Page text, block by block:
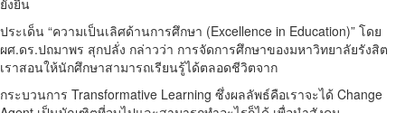
ยั่งยืน
ประเด็น “ความเป็นเลิศด้านการศึกษา (Excellence in Education)” โดย
ผศ.ดร.ปถมาพร สุกปลั่ง กล่าวว่า การจัดการศึกษาของมหาวิทยาลัยรังสิต
เราสอนให้นักศึกษาสามารถเรียนรู้ได้ตลอดชีวิตจาก
กระบวนการ Transformative Learning ซึ่งผลลัพธ์คือเราจะได้ Change